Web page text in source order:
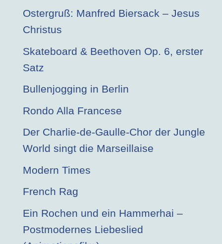
Ostergruß: Manfred Biersack – Jesus
Christus
Skateboard & Beethoven Op. 6, erster
Satz
Bullenjogging in Berlin
Rondo Alla Francese
Der Charlie-de-Gaulle-Chor der Jungle
World singt die Marseillaise
Modern Times
French Rag
Ein Rochen und ein Hammerhai –
Postmodernes Liebeslied